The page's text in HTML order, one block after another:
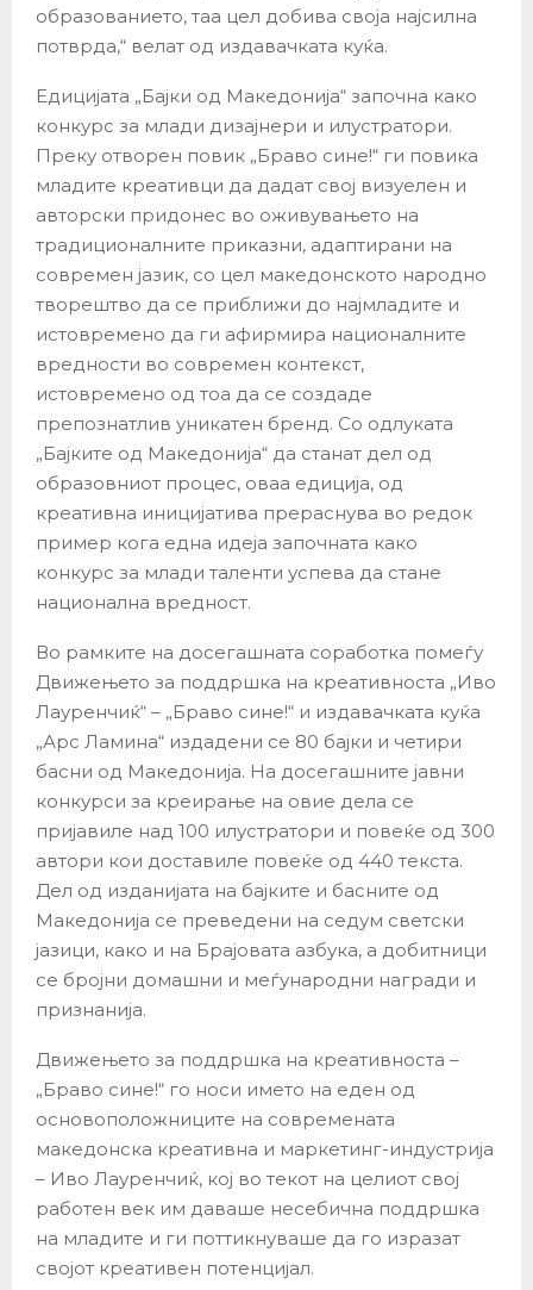
образованието, таа цел добива своја најсилна
потврда,“ велат од издавачката куќа.
Едицијата „Бајки од Македонија“ започна како
конкурс за млади дизајнери и илустратори.
Преку отворен повик „Браво сине!“ ги повика
младите креативци да дадат свој визуелен и
авторски придонес во оживувањето на
традиционалните приказни, адаптирани на
современ јазик, со цел македонското народно
творештво да се приближи до најмладите и
истовремено да ги афирмира националните
вредности во современ контекст,
истовремено од тоа да се создаде
препознатлив уникатен бренд. Со одлуката
„Бајките од Македонија“ да станат дел од
образовниот процес, оваа едиција, од
креативна иницијатива прераснува во редок
пример кога една идеја започната како
конкурс за млади таленти успева да стане
национална вредност.
Во рамките на досегашната соработка помеѓу
Движењето за поддршка на креативноста „Иво
Лауренчиќ“ – „Браво сине!“ и издавачката куќа
„Арс Ламина“ издадени се 80 бајки и четири
басни од Македонија. На досегашните јавни
конкурси за креирање на овие дела се
пријавиле над 100 илустратори и повеќе од 300
автори кои доставиле повеќе од 440 текста.
Дел од изданијата на бајките и басните од
Македонија се преведени на седум светски
јазици, како и на Брајовата азбука, а добитници
се бројни домашни и меѓународни награди и
признанија.
Движењето за поддршка на креативноста –
„Браво сине!“ го носи името на еден од
основоположниците на современата
македонска креативна и маркетинг-индустрија
– Иво Лауренчиќ, кој во текот на целиот свој
работен век им даваше несебична поддршка
на младите и ги поттикнуваше да го изразат
својот креативен потенцијал.